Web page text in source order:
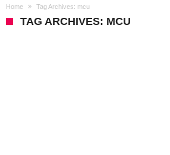
Home Tag Archives: mcu
TAG ARCHIVES: MCU